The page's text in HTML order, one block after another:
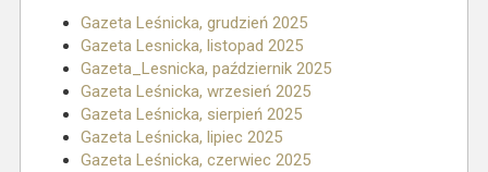
Gazeta Leśnicka, grudzień 2025
Gazeta Lesnicka, listopad 2025
Gazeta_Lesnicka, październik 2025
Gazeta Leśnicka, wrzesień 2025
Gazeta Leśnicka, sierpień 2025
Gazeta Leśnicka, lipiec 2025
Gazeta Leśnicka, czerwiec 2025